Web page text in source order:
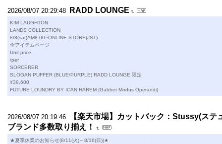
2026/08/07 20:29:48 RADD LOUNGE
KIM LAUGHTON
LANDS COLLECTION
8/8(sat)AM8:00~ONLINE STORE(JST)
全アイテムページ
Unit price
/per
SORCERER
SLOGAN PUFFER (BLUE/PURPLE) RADD LOUNGE 限定
¥39,600
FUTURE LOUNDRY BY ICAN HAREM (Gabber Modus Operandi)
2026/08/07 20:19:46
【楽天市場】カットバック：Stussy(ス
ブランド多数取り揃え！
★夏季休業のお知らせ(8/11(火)～8/16(日))★